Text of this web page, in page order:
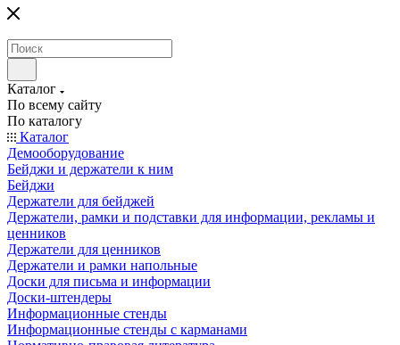
Каталог
По всему сайту
По каталогу
Каталог
Демооборудование
Бейджи и держатели к ним
Бейджи
Держатели для бейджей
Держатели, рамки и подставки для информации, рекламы и
ценников
Держатели для ценников
Держатели и рамки напольные
Доски для письма и информации
Доски-штендеры
Информационные стенды
Информационные стенды с карманами